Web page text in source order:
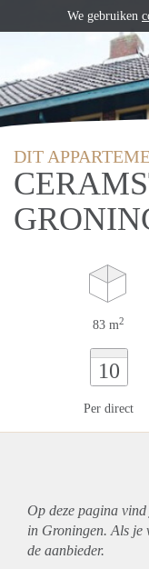
DIT
83 m2
10
Per direct
Op deze pagina
in Groningen. Als je
de aanbieder.
We gebruiken